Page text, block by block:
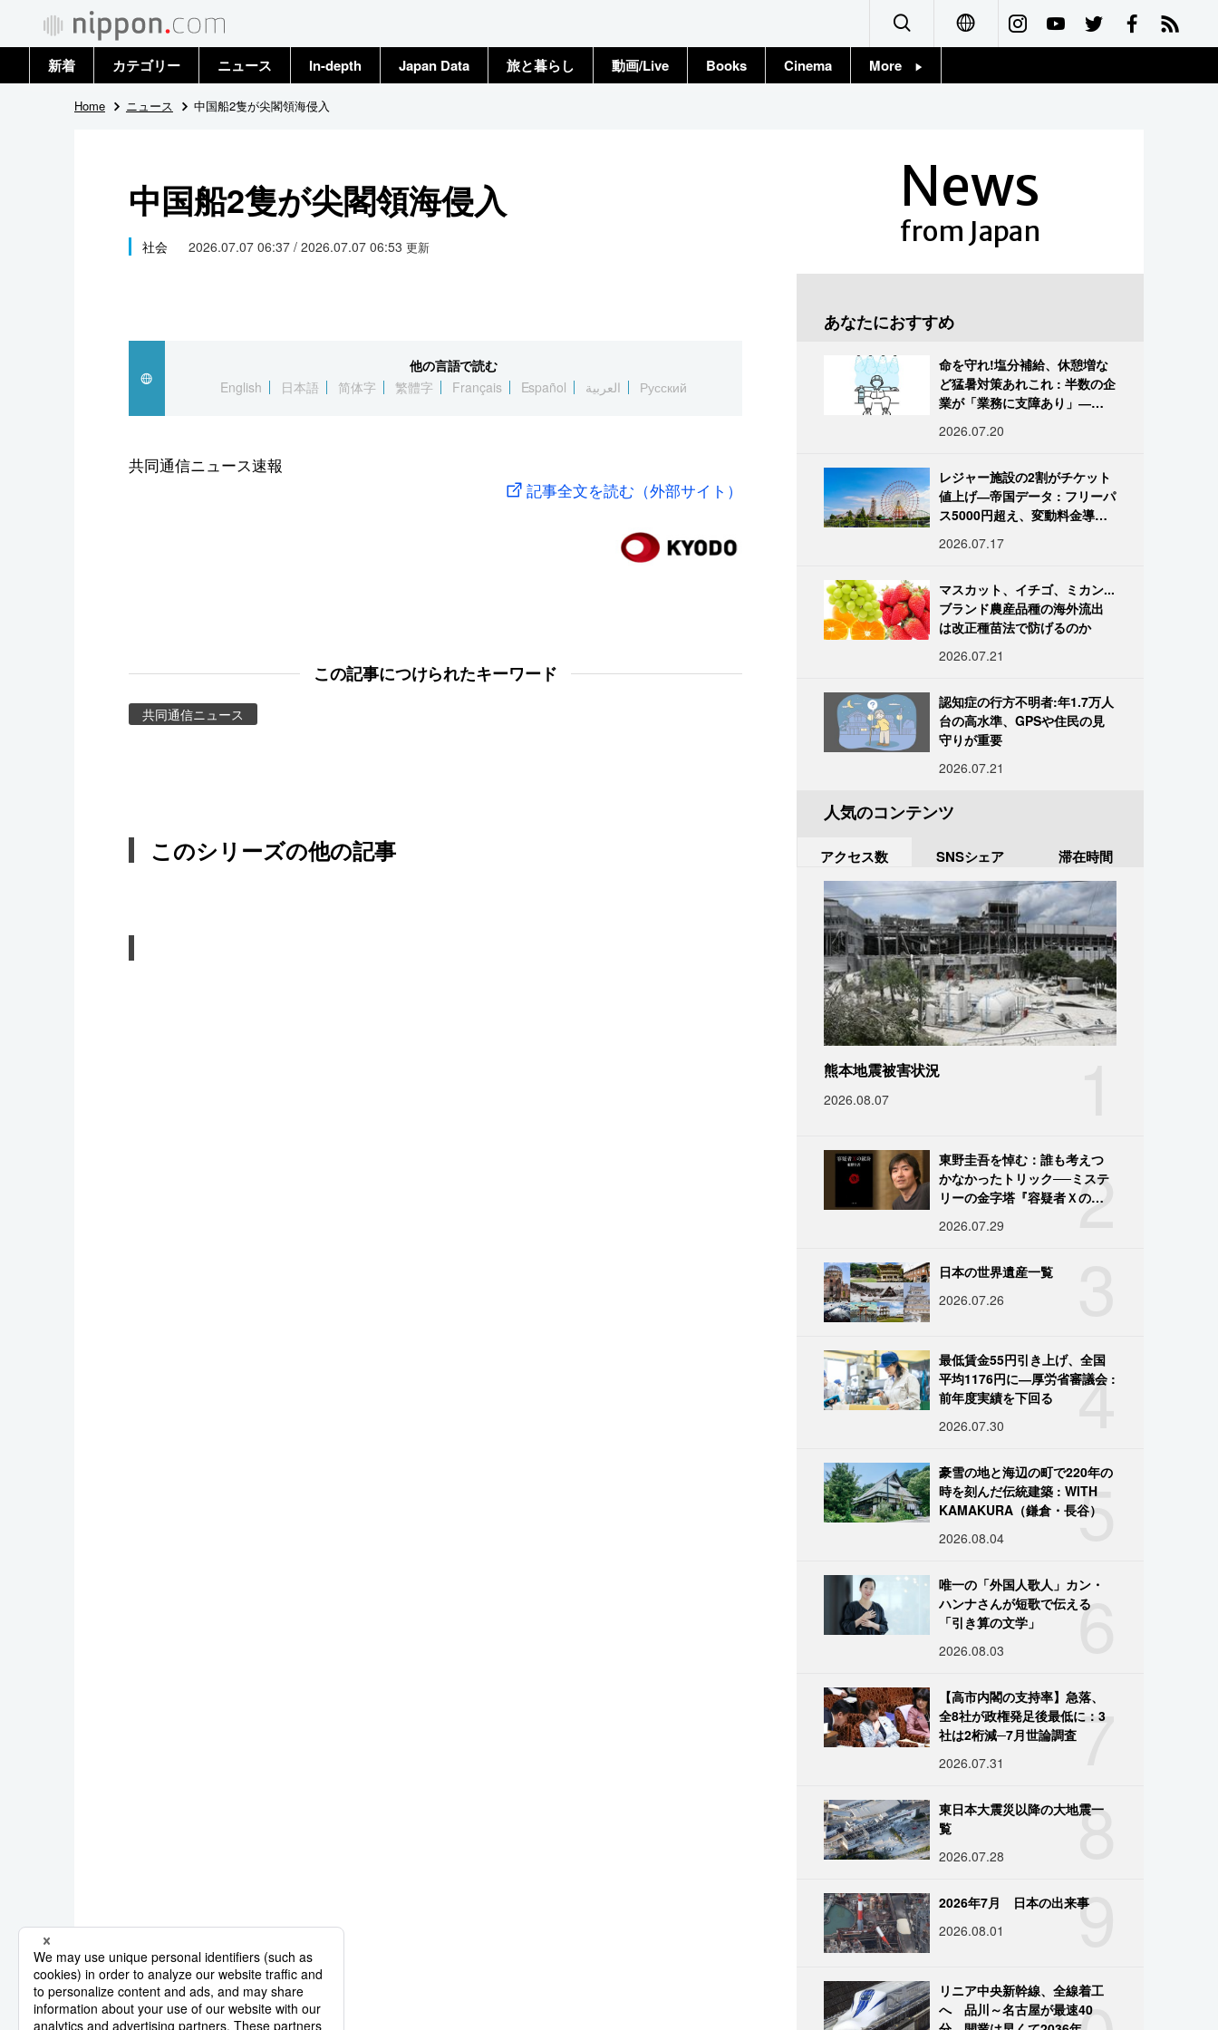
Français
新着 カテゴリー
政治・外交
国際
科学・技術
暮らし
ニュース
トップ
In-depth Japan Data 旅と暮らし 動画/Live Books Cinema More
Home ニュース 中国船2隻が尖閣領海侵入
中国船2隻が尖閣領海侵入
社会 2026.07.07 06:37 / 2026.07.07 06:53 更新
他の言語で読む
English
日本語 简体字 繁體字 Français Español العربية Русский
共同通信ニュース速報
記事全文を読む（外部サイト）
この記事につけられたキーワード
共同通信ニュース
このシリーズの他の記事
News
from Japan
あなたにおすすめ
命を守れ!塩分補給、休憩増な
ど猛暑対策あれこれ : 半数の企
業が「業務に支障あり」―帝
2026.07.20
レジャー施設の2割がチケット
値上げ―帝国データ : フリーパ
ス5000円超え、変動料金導入
2026.07.17
マスカット、イチゴ、ミカン...
ブランド農産品種の海外流出
は改正種苗法で防げるのか
2026.07.21
認知症の行方不明者:年1.7万人
台の高水準、GPSや住民の見
守りが重要
2026.07.21
人気のコンテンツ
アクセス数 SNSシェア 滞在時間
熊本地震被害状況
2026.08.07
2
東野圭吾を悼む：誰も考えつ
かなかったトリック──ミステ
リーの金字塔『容疑者Ｘの献
2026.07.29
日本の世界遺産一覧
2026.07.26
4
最低賃金55円引き上げ、全国
平均1176円に―厚労省審議会 :
前年度実績を下回る
2026.07.30
5
豪雪の地と海辺の町で220年の
時を刻んだ伝統建築 : WITH
KAMAKURA（鎌倉・長谷）
2026.08.04
6
唯一の「外国人歌人」カン・
ハンナさんが短歌で伝える
「引き算の文学」
2026.08.03
7
【高市内閣の支持率】急落、
全8社が政権発足後最低に：3
社は2桁減─7月世論調査
2026.07.31
8
東日本大震災以降の大地震一
覧
2026.07.28
9
2026年7月 日本の出来事
2026.08.01
リニア中央新幹線、全線着工
へ 品川～名古屋が最速40